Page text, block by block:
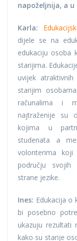
napoželjnija, a
Karla:
dijele se na
edukaciju osoba
starijima.
uvijek
starijim
računalima i
najtraženije su
kojima u
studenata a
volonterima
području svojih
strane jezike.
Ines: Edukacija o
bi posebno
ukazuju rezultati
kako su starije